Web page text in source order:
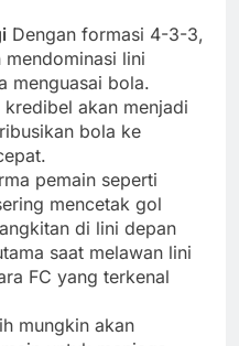
Dengan formasi 4-3-3,
mendominasi lini
menguasai bola.
akan menjadi
bola ke
pemain seperti
mencetak gol
di lini depan
saat melawan lini
FC yang terkenal
mungkin akan